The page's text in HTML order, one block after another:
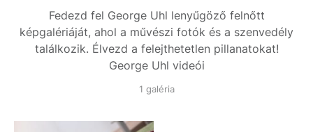
Fedezd fel George Uhl lenyűgöző felnőtt
képgalériáját, ahol a művészi fotók és a szenvedély
találkozik. Élvezd a felejthetetlen pillanatokat!
George Uhl videói
1 galéria